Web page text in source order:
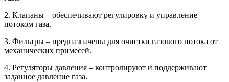
2. Клапаны – обеспечивают регулировку и управление
потоком газа.
3. Фильтры – предназначены для очистки газового потока от
механических примесей.
4. Регуляторы давления – контролируют и поддерживают
заданное давление газа.